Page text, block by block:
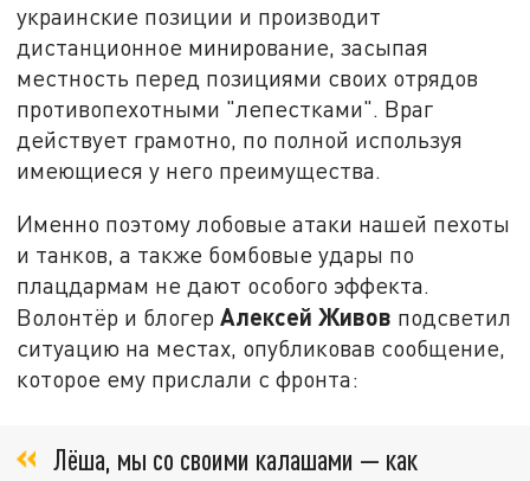
украинские позиции и производит
дистанционное минирование, засыпая
местность перед позициями своих отрядов
противопехотными "лепестками". Враг
действует грамотно, по полной используя
имеющиеся у него преимущества.
Именно поэтому лобовые атаки нашей пехоты
и танков, а также бомбовые удары по
плацдармам не дают особого эффекта.
Волонтёр и блогерАлексей Живов подсветил
ситуацию на местах, опубликовав сообщение,
которое ему прислали с фронта:
Лёша, мы со своими калашами — как